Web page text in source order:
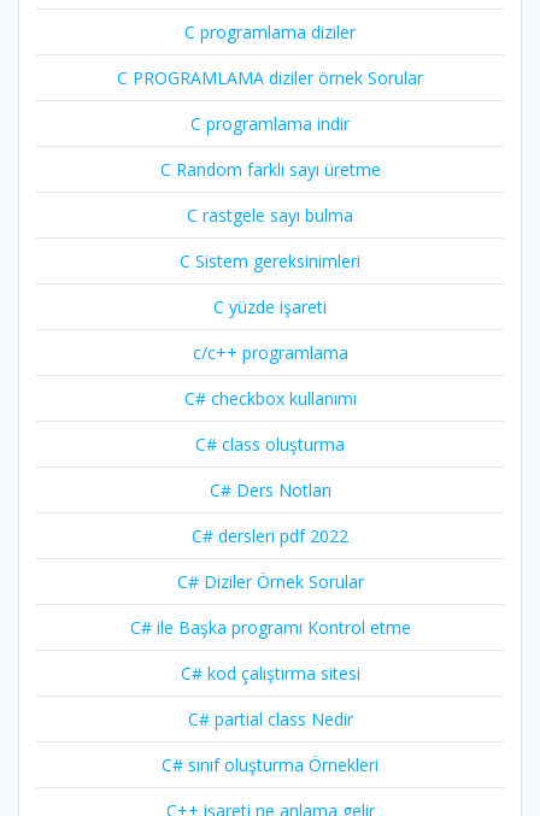
C programlama diziler
C PROGRAMLAMA diziler örnek Sorular
C programlama indir
C Random farklı sayı üretme
C rastgele sayı bulma
C Sistem gereksinimleri
C yüzde işareti
c/c++ programlama
C# checkbox kullanımı
C# class oluşturma
C# Ders Notları
C# dersleri pdf 2022
C# Diziler Örnek Sorular
C# ile Başka programı Kontrol etme
C# kod çalıştırma sitesi
C# partial class Nedir
C# sınıf oluşturma Örnekleri
C++ işareti ne anlama gelir